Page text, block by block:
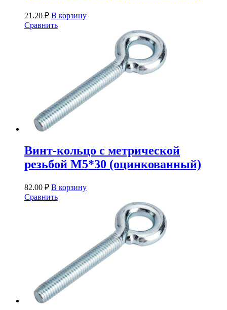
21.20 ₽ В корзину
Сравнить
Винт-кольцо с метрической
резьбой М5*30 (оцинкованный)
82.00 ₽ В корзину
Сравнить